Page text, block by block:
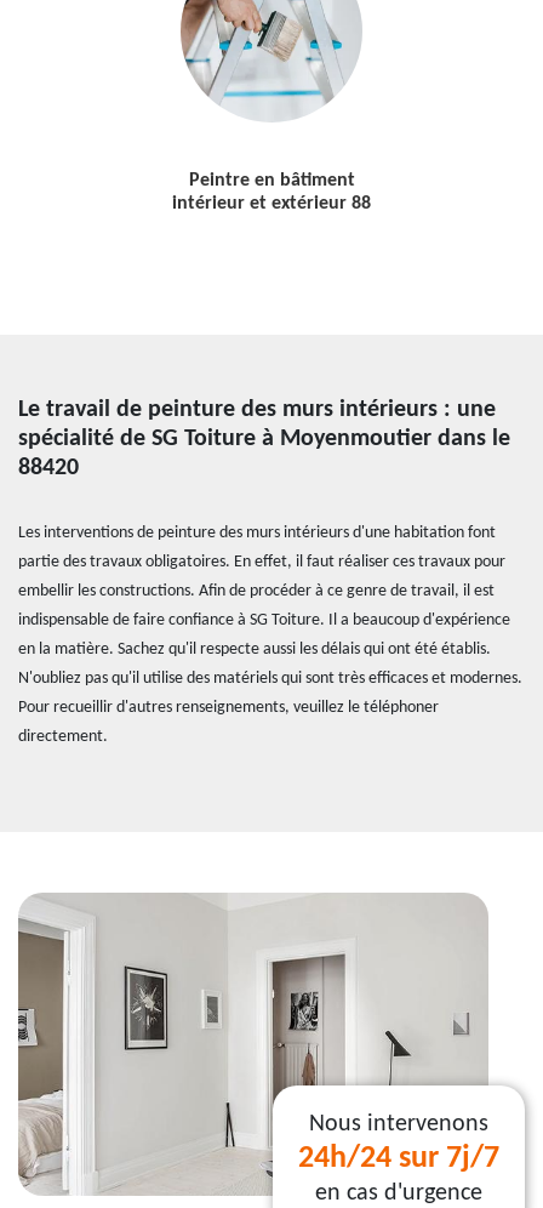
Peintre en bâtiment
intérieur et extérieur 88
Le travail de peinture des murs intérieurs : une
spécialité de SG Toiture à Moyenmoutier dans le
88420
Les interventions de peinture des murs intérieurs d'une habitation font
partie des travaux obligatoires. En effet, il faut réaliser ces travaux pour
embellir les constructions. Afin de procéder à ce genre de travail, il est
indispensable de faire confiance à SG Toiture. Il a beaucoup d'expérience
en la matière. Sachez qu'il respecte aussi les délais qui ont été établis.
N'oubliez pas qu'il utilise des matériels qui sont très efficaces et modernes.
Pour recueillir d'autres renseignements, veuillez le téléphoner
directement.
Nous intervenons
24h/24 sur 7j/7
en cas d'urgence